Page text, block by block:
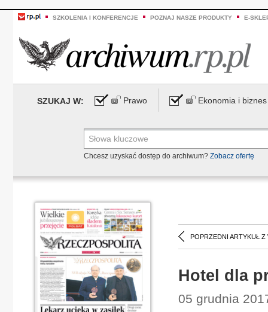
SZKOLENIA I KONFERENCJE POZNAJ NASZE PRODUKTY E-
SZUKAJ W: Prawo Ekonomia i biznes
Chcesz uzyskać dostęp do archiwum? Zobacz ofertę
POPRZEDNI ARTYKUŁ Z
Hotel dla
05 grudnia